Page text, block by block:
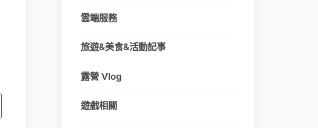
雲端服務
旅遊&美食&活動記事
露營 Vlog
遊戲相關